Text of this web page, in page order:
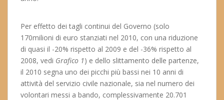
Per effetto dei tagli continui del Governo (solo
170milioni di euro stanziati nel 2010, con una riduzione
di quasi il -20% rispetto al 2009 e del -36% rispetto al
2008, vedi Grafico 1) e dello slittamento delle partenze,
il 2010 segna uno dei picchi più bassi nei 10 anni di
attività del servizio civile nazionale, sia nel numero dei
volontari messi a bando, complessivamente 20.701